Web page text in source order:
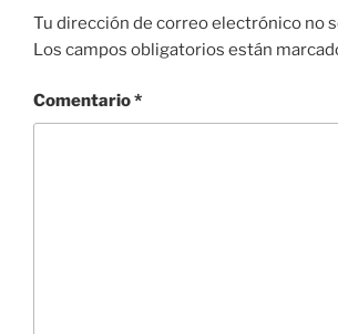
Tu dirección de correo electrónico no
Los campos obligatorios están
Comentario*